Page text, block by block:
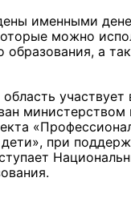
именными
можно
образования, а
при